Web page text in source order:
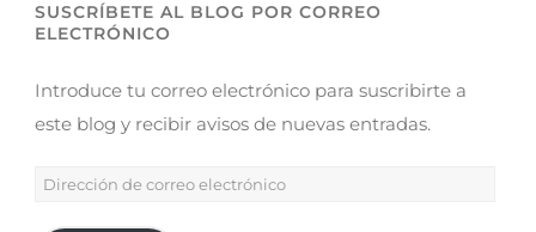
SUSCRÍBETE AL BLOG POR CORREO
ELECTRÓNICO
Introduce tu correo electrónico para suscribirte a
este blog y recibir avisos de nuevas entradas.